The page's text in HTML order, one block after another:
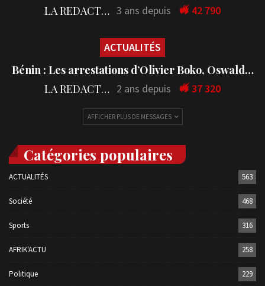
LA REDACTION 3 ans depuis 42 790
ACTUALITÉS
Bénin : Les arrestations d’Olivier Boko, Oswald…
LA REDACTION 2 ans depuis 37 320
AFFICHER PLUS DE MESSAGES
Catégories populaires
ACTUALITÉS 563
Société 468
Sports 316
AFRIK'ACTU 258
Politique 229